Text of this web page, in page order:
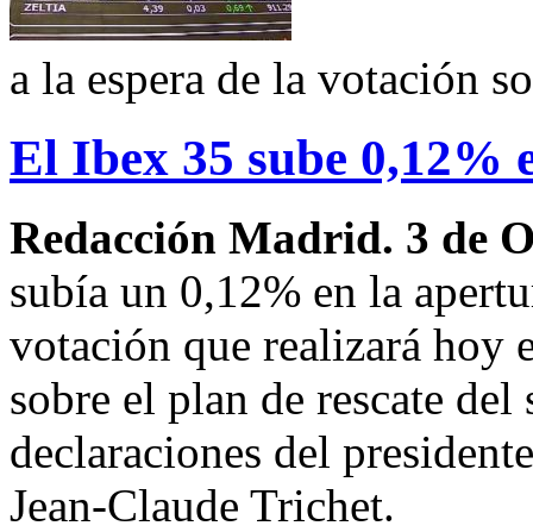
a la espera de la votación
El Ibex 35 sube 0,12%
Redacción Madrid. 3 de
subía un 0,12% en la
votación que realizará hoy
sobre el plan de rescate
declaraciones del
Jean-Claude Trichet.